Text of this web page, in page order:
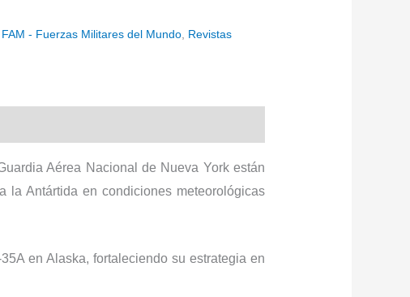
- Fuerzas Militares del Mundo Revistas
Aérea Nacional de Nueva York están
la Antártida en condiciones meteorológicas
35A en Alaska, fortaleciendo su estrategia en